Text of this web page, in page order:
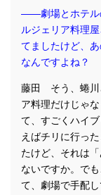
――劇場とホテル
ルジェリア料理
てましたけど、
なんですよね？
藤田 そう、蜷川
ア料理だけじゃ
て、すごくハイ
えばチリに行っ
たけど、それは
ないですか。で
て、劇場で手配